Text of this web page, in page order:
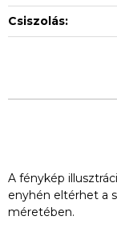
Csiszolás:
A fénykép
enyhén eltérhet a
méretében.